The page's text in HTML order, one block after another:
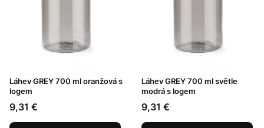
Láhev GREY 700 ml oranžová s
logem
Cena
9,31 €
Láhev GREY 700 ml světle
modrá s logem
Cena
9,31 €